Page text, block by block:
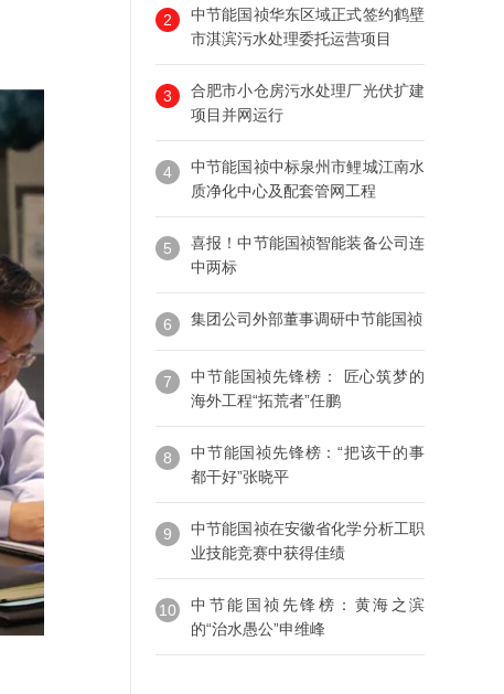
2
中节能国祯华东区域正式签约鹤壁
市淇滨污水处理委托运营项目
3
合肥市小仓房污水处理厂光伏扩建
项目并网运行
4
中节能国祯中标泉州市鲤城江南水
质净化中心及配套管网工程
5
喜报！中节能国祯智能装备公司连
中两标
6 集团公司外部董事调研中节能国祯
7
中节能国祯先锋榜： 匠心筑梦的
海外工程“拓荒者”任鹏
8
中节能国祯先锋榜：“把该干的事
都干好”张晓平
9
中节能国祯在安徽省化学分析工职
业技能竞赛中获得佳绩
10
中节能国祯先锋榜：黄海之滨
的“治水愚公”申维峰